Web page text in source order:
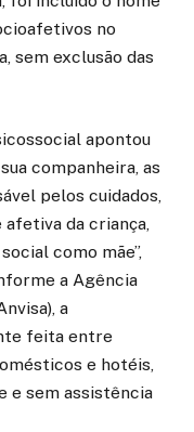
no
sem exclusão das
apontou
companheira, as
pelos cuidados,
da criança,
como mãe”,
a Agência
a
feita entre
e hotéis,
e sem assistência